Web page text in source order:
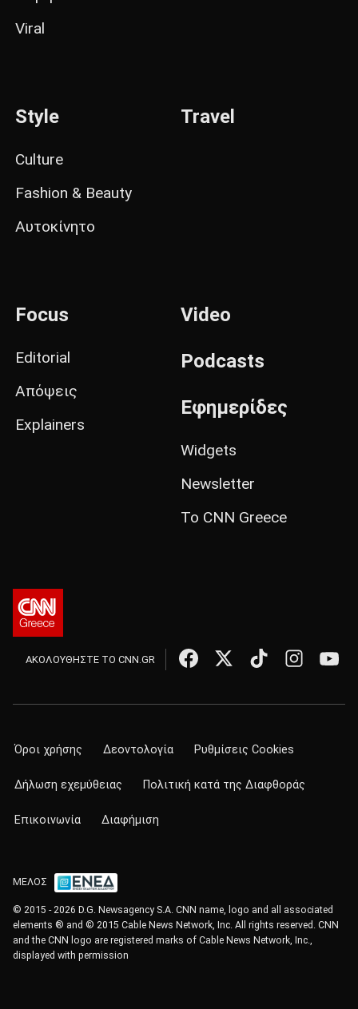
Viral
Style
Culture
Fashion & Beauty
Αυτοκίνητο
Travel
Focus
Editorial
Απόψεις
Explainers
Video
Podcasts
Εφημερίδες
Widgets
Newsletter
Το CNN Greece
ΑΚΟΛΟΥΘΗΣΤΕ ΤΟ CNN.GR
Όροι χρήσης Δεοντολογία Ρυθμίσεις Cookies
Δήλωση εχεμύθειας Πολιτική κατά της Διαφθοράς
Επικοινωνία Διαφήμιση
ΜΕΛΟΣ
© 2015 - 2026 D.G. Newsagency S.A. CNN name, logo and all associated
elements ® and © 2015 Cable News Network, Inc. All rights reserved. CNN
and the CNN logo are registered marks of Cable News Network, Inc.,
displayed with permission